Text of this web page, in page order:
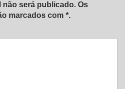
não será publicado. Os
marcados com *.